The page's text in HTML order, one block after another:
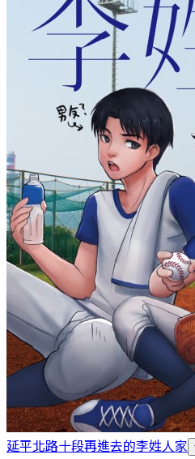
延平北路十段再進去的李姓人家